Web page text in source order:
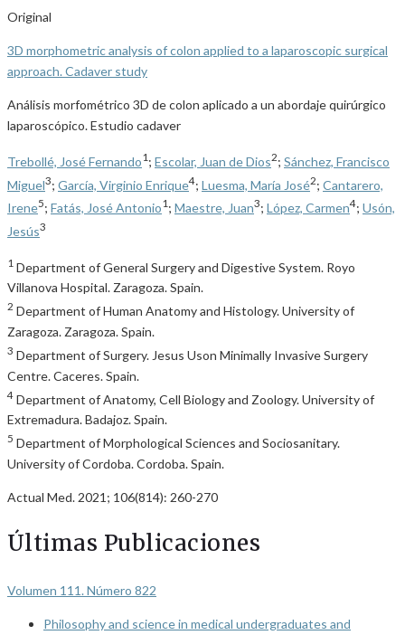
Original
3D morphometric analysis of colon applied to a laparoscopic surgical
approach. Cadaver study
Análisis morfométrico 3D de colon aplicado a un abordaje quirúrgico
laparoscópico. Estudio cadaver
Trebollé, José Fernando1 ; Escolar, Juan de Dios2; Sánchez, Francisco
Miguel3; García, Virginio Enrique4; Luesma, María José2; Cantarero,
Irene5; Fatás, José Antonio1 ; Maestre, Juan3; López, Carmen4; Usón,
Jesús3
1 Department of General Surgery and Digestive System. Royo
Villanova Hospital. Zaragoza. Spain.
2 Department of Human Anatomy and Histology. University of
Zaragoza. Zaragoza. Spain.
3 Department of Surgery. Jesus Uson Minimally Invasive Surgery
Centre. Caceres. Spain.
4 Department of Anatomy, Cell Biology and Zoology. University of
Extremadura. Badajoz. Spain.
5 Department of Morphological Sciences and Sociosanitary.
University of Cordoba. Cordoba. Spain.
Actual Med. 2021; 106(814): 260-270
Últimas Publicaciones
Volumen 111. Número 822
Philosophy and science in medical undergraduates and